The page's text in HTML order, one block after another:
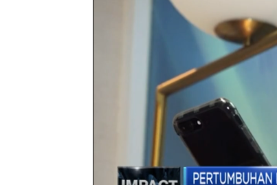
Long View How Will the Global
yang diukur berdasarkan Purchasing
Nilai itu disinyalir akan meningkat
menjadi negara dengan
wawasan yang dimiliki Adam
proyeksi tersebut? Simak
bersama CEO Asia Group Advisors,